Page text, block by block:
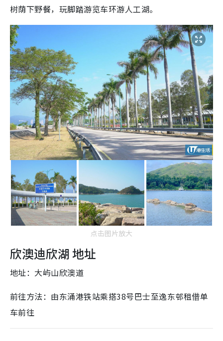
树荫下野餐，玩脚踏游览车环游人工湖。
点击图片放大
欣澳迪欣湖 地址
地址：大屿山欣澳道
前往方法：由东涌港铁站乘搭38号巴士至逸东邨租借单
车前往